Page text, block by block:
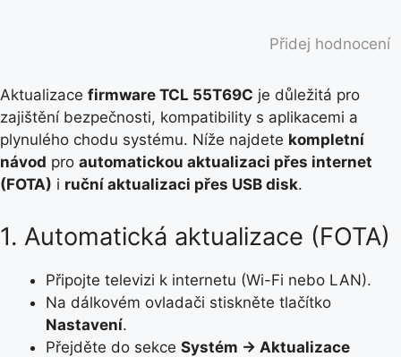
Přidej hodnocení
Aktualizace firmware TCL 55T69C je důležitá pro
zajištění bezpečnosti, kompatibility s aplikacemi a
plynulého chodu systému. Níže najdete kompletní
návod pro automatickou aktualizaci přes internet
(FOTA) i ruční aktualizaci přes USB disk.
1. Automatická aktualizace (FOTA)
Připojte televizi k internetu (Wi-Fi nebo LAN).
Na dálkovém ovladači stiskněte tlačítko
Nastavení.
Přejděte do sekce Systém → Aktualizace